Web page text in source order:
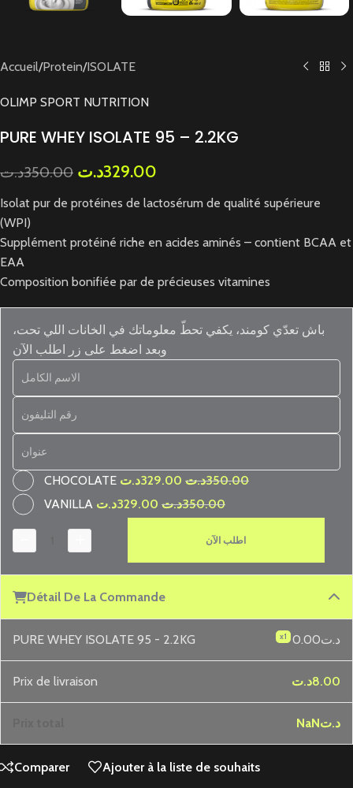
Accueil/Protein/ISOLATE
OLIMP SPORT NUTRITION
PURE WHEY ISOLATE 95 – 2.2KG
350.00د.ت 329.00د.ت
Isolat pur de protéines de lactosérum de qualité supérieure
(WPI)
Supplément protéiné riche en acides aminés – contient BCAA et
EAA
Composition bonifiée par de précieuses vitamines
باش تعدّي كومند، يكفي تحطّ معلوماتك في الخانات اللي تحت،
وبعد اضغط على زر اطلب الآن
CHOCOLATE 329.00د.ت 350.00د.ت
VANILLA
329.00د.ت 350.00د.ت
اطلب الآن
Détail De La Commande
PURE WHEY ISOLATE 95 - 2.2KG x1 0.00د.ت
Prix ​​de livraison 8.00د.ت
NaNد.ت
Comparer Ajouter à la liste de souhaits